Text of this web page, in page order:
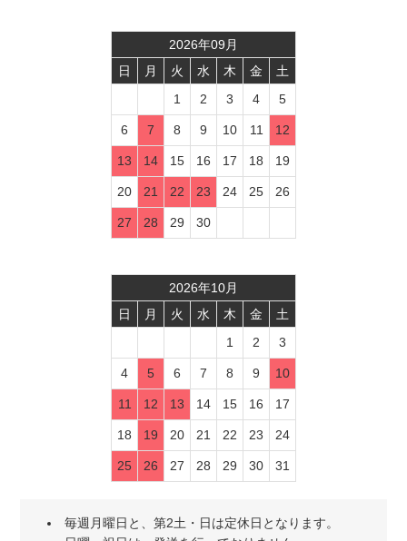
2026年09 月
日
月 火 水 木 金
土
1
2 3 4 5
6 7 8 9 10 11 12
13 14 15 16 17 18 19
20 21 22 23 24 25 26
27 28 29 30
2026年10月
日
月 火 水 木 金
土
1
2 3
4 5 6 7 8 9 10
11 12 13 14 15 16 17
18 19 20 21 22 23 24
25 26 27 28 29 30 31
毎週月曜日と、第2土・日は定休日となります。